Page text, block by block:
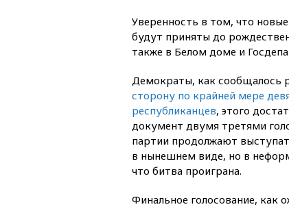
Уверенность в том, что
будут приняты до
также в Белом доме и
Демократы, как сообщалось
сторону по крайней мере
республиканцев, этого
документ двумя третями
партии продолжают
в нынешнем виде, но в
что битва проиграна.
Финальное голосование, как